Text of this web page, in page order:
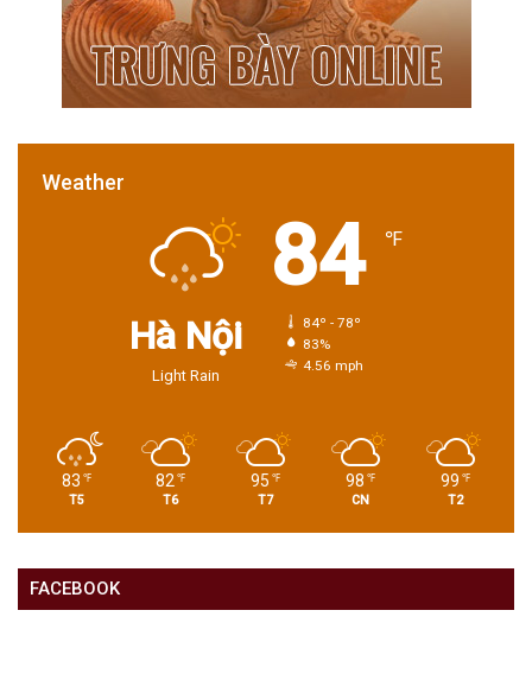
Weather
Hà Nội
Light Rain
84 ℉
84º - 78º
83%
4.56 mph
83 ℉
T5
82 ℉
T6
95 ℉
T7
98 ℉
CN
99 ℉
T2
FACEBOOK